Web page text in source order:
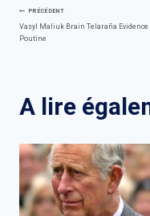
Navigation
PRÉCÉDENT
Vasyl Maliuk Brain Telaraña Evidence
Poutine
A lire